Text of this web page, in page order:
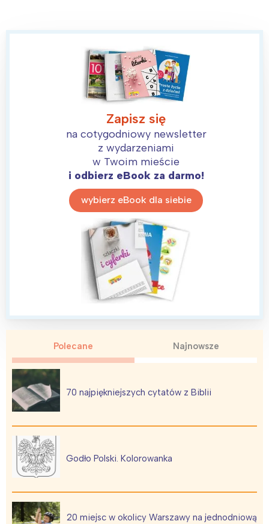
Zapisz się
na cotygodniowy newsletter
z wydarzeniami
w Twoim mieście
i odbierz eBook za darmo!
wybierz eBook dla siebie
Polecane Najnowsze
70 najpiękniejszych cytatów z Biblii
Godło Polski. Kolorowanka
20 miejsc w okolicy Warszawy na jednodniową